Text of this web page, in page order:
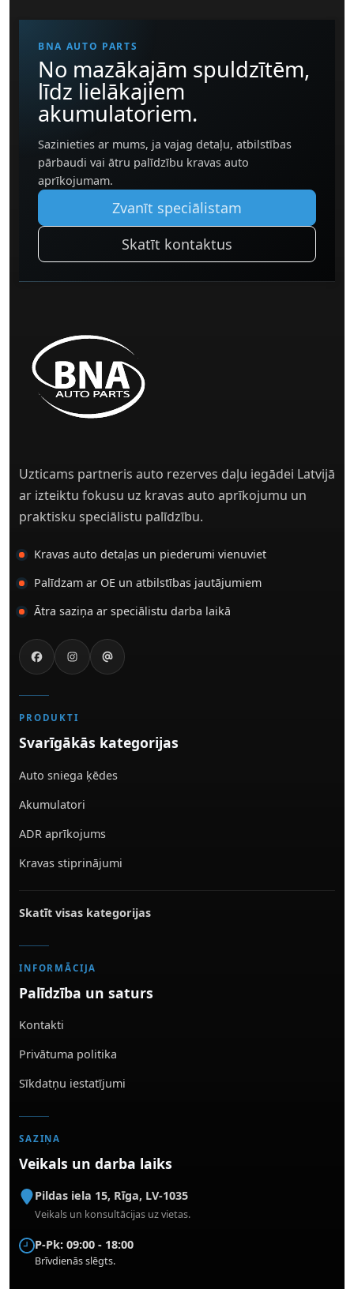
BNA AUTO PARTS
No mazākajām spuldzītēm,
līdz lielākajiem
akumulatoriem.
Sazinieties ar mums, ja vajag detaļu, atbilstības
pārbaudi vai ātru palīdzību kravas auto
aprīkojumam.
Zvanīt speciālistam
Skatīt kontaktus
Uzticams partneris auto rezerves daļu iegādei Latvijā
ar izteiktu fokusu uz kravas auto aprīkojumu un
praktisku speciālistu palīdzību.
Kravas auto detaļas un piederumi vienuviet
Palīdzam ar OE un atbilstības jautājumiem
Ātra saziņa ar speciālistu darba laikā
PRODUKTI
Svarīgākās kategorijas
Auto sniega ķēdes
Akumulatori
ADR aprīkojums
Kravas stiprinājumi
Skatīt visas kategorijas
INFORMĀCIJA
Palīdzība un saturs
Kontakti
Privātuma politika
Sīkdatņu iestatījumi
SAZIŅA
Veikals un darba laiks
Pildas iela 15, Rīga, LV-1035
Veikals un konsultācijas uz vietas.
P-Pk: 09:00 - 18:00
Brīvdienās slēgts.